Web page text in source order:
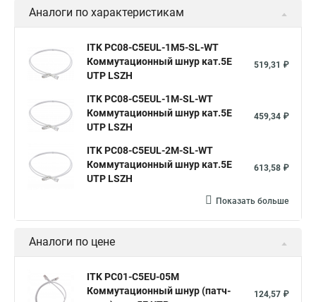
Аналоги по характеристикам
ITK PC08-C5EUL-1M5-SL-WT
Коммутационный шнур кат.5E
UTP LSZH
519,31 ₽
ITK PC08-C5EUL-1M-SL-WT
Коммутационный шнур кат.5E
UTP LSZH
459,34 ₽
ITK PC08-C5EUL-2M-SL-WT
Коммутационный шнур кат.5E
UTP LSZH
613,58 ₽
Показать больше
Аналоги по цене
ITK PC01-C5EU-05M
Коммутационный шнур (патч-
124,57 ₽